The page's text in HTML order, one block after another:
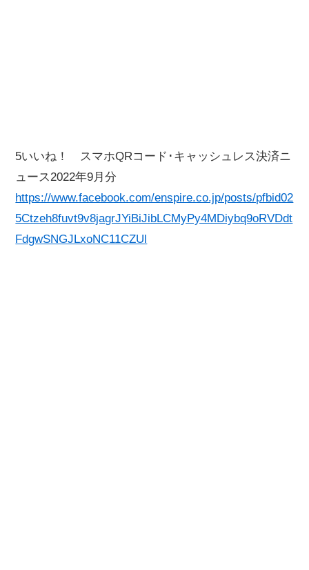
5いいね！ スマホQRコード･キャッシュレス決済ニ
ュース2022年9月分
https://www.facebook.com/enspire.co.jp/posts/pfbid02
5Ctzeh8fuvt9v8jagrJYiBiJibLCMyPy4MDiybq9oRVDdt
FdgwSNGJLxoNC11CZUl